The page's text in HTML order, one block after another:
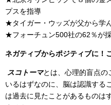
プスを指導
★タイガー・ウッズが父から学
★フォーチュン500社の62％が
ネガティブからポジティブに！
スコトーマとは、心理的盲点の
いるはずなのに、脳は認識する
は過去に見たことがあるものは